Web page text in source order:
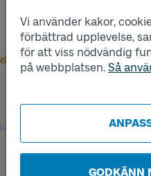
Vi använder kakor,
förbättrad upplevelse,
för att viss nödvändig
på webbplatsen. Så
GODKÄNN
Läge
A